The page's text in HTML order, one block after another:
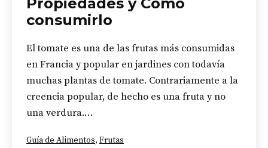
consumirlo
El tomate es una de las frutas más consumidas
en Francia y popular en jardines con todavía
muchas plantas de tomate. Contrariamente a la
creencia popular, de hecho es una fruta y no
una verdura.…
Categorizado
Guía de Alimentos, Frutas